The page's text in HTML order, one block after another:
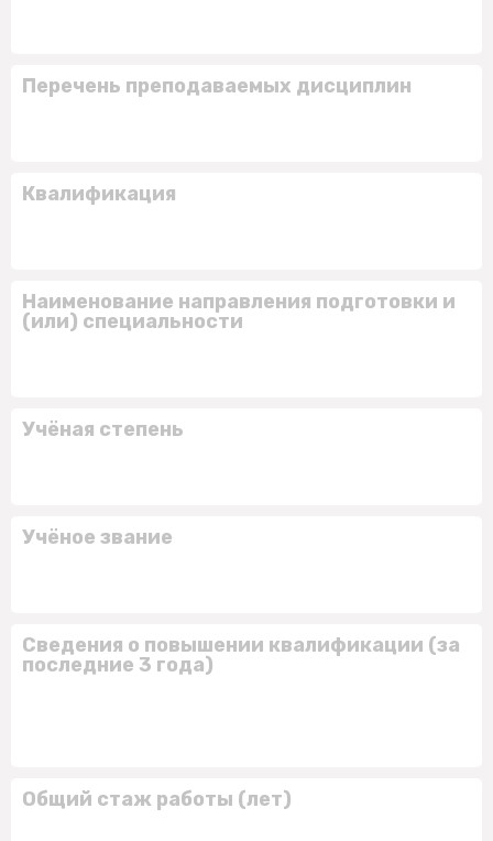
Перечень преподаваемых дисциплин
Квалификация
Наименование направления подготовки и
(или) специальности
Учёная степень
Учёное звание
Сведения о повышении квалификации (за
последние 3 года)
Общий стаж работы (лет)